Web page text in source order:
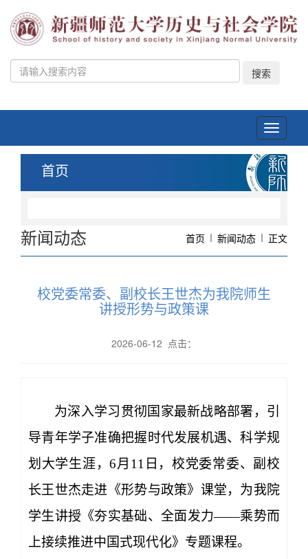
搜索
Toggle
首页
新闻动态 首页 新闻动态 正文
校党委常委、副校长王世杰为我院师生
讲授形势与政策课
2026-06-12 点击：
为深入学习贯彻国家最新战略部署，引
导青年学子准确把握时代发展机遇、科学规
划大学生涯，6月11日，校党委常委、副校
长王世杰走进《形势与政策》课堂，为我院
学生讲授《夯实基础、全面发力——乘势而
上接续推进中国式现代化》专题课程。